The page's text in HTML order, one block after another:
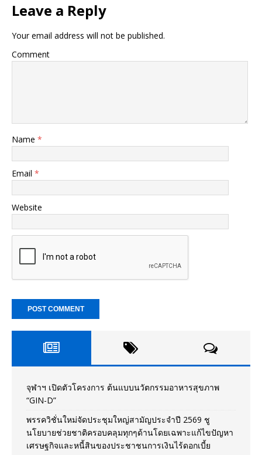
Leave a Reply
Your email address will not be published.
Comment
Name *
Email *
Website
จุฬาฯ เปิดตัวโครงการ ต้นแบบนวัตกรรมอาหารสุขภาพ
“GIN-D”
พรรควิชั่นใหม่จัดประชุมใหญ่สามัญประจำปี 2569 ชู
นโยบายช่วยชาติครอบคลุมทุกๆด้านโดยเฉพาะแก้ไขปัญหา
เศรษฐกิจและหนี้สินของประชาชนการเงินไร้ดอกเบี้ย